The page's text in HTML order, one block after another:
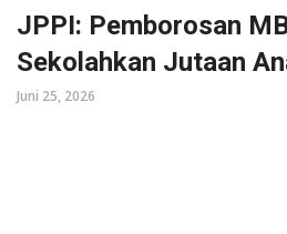
JPPI: Pemborosan
Sekolahkan Jutaan
Juni 25, 2026